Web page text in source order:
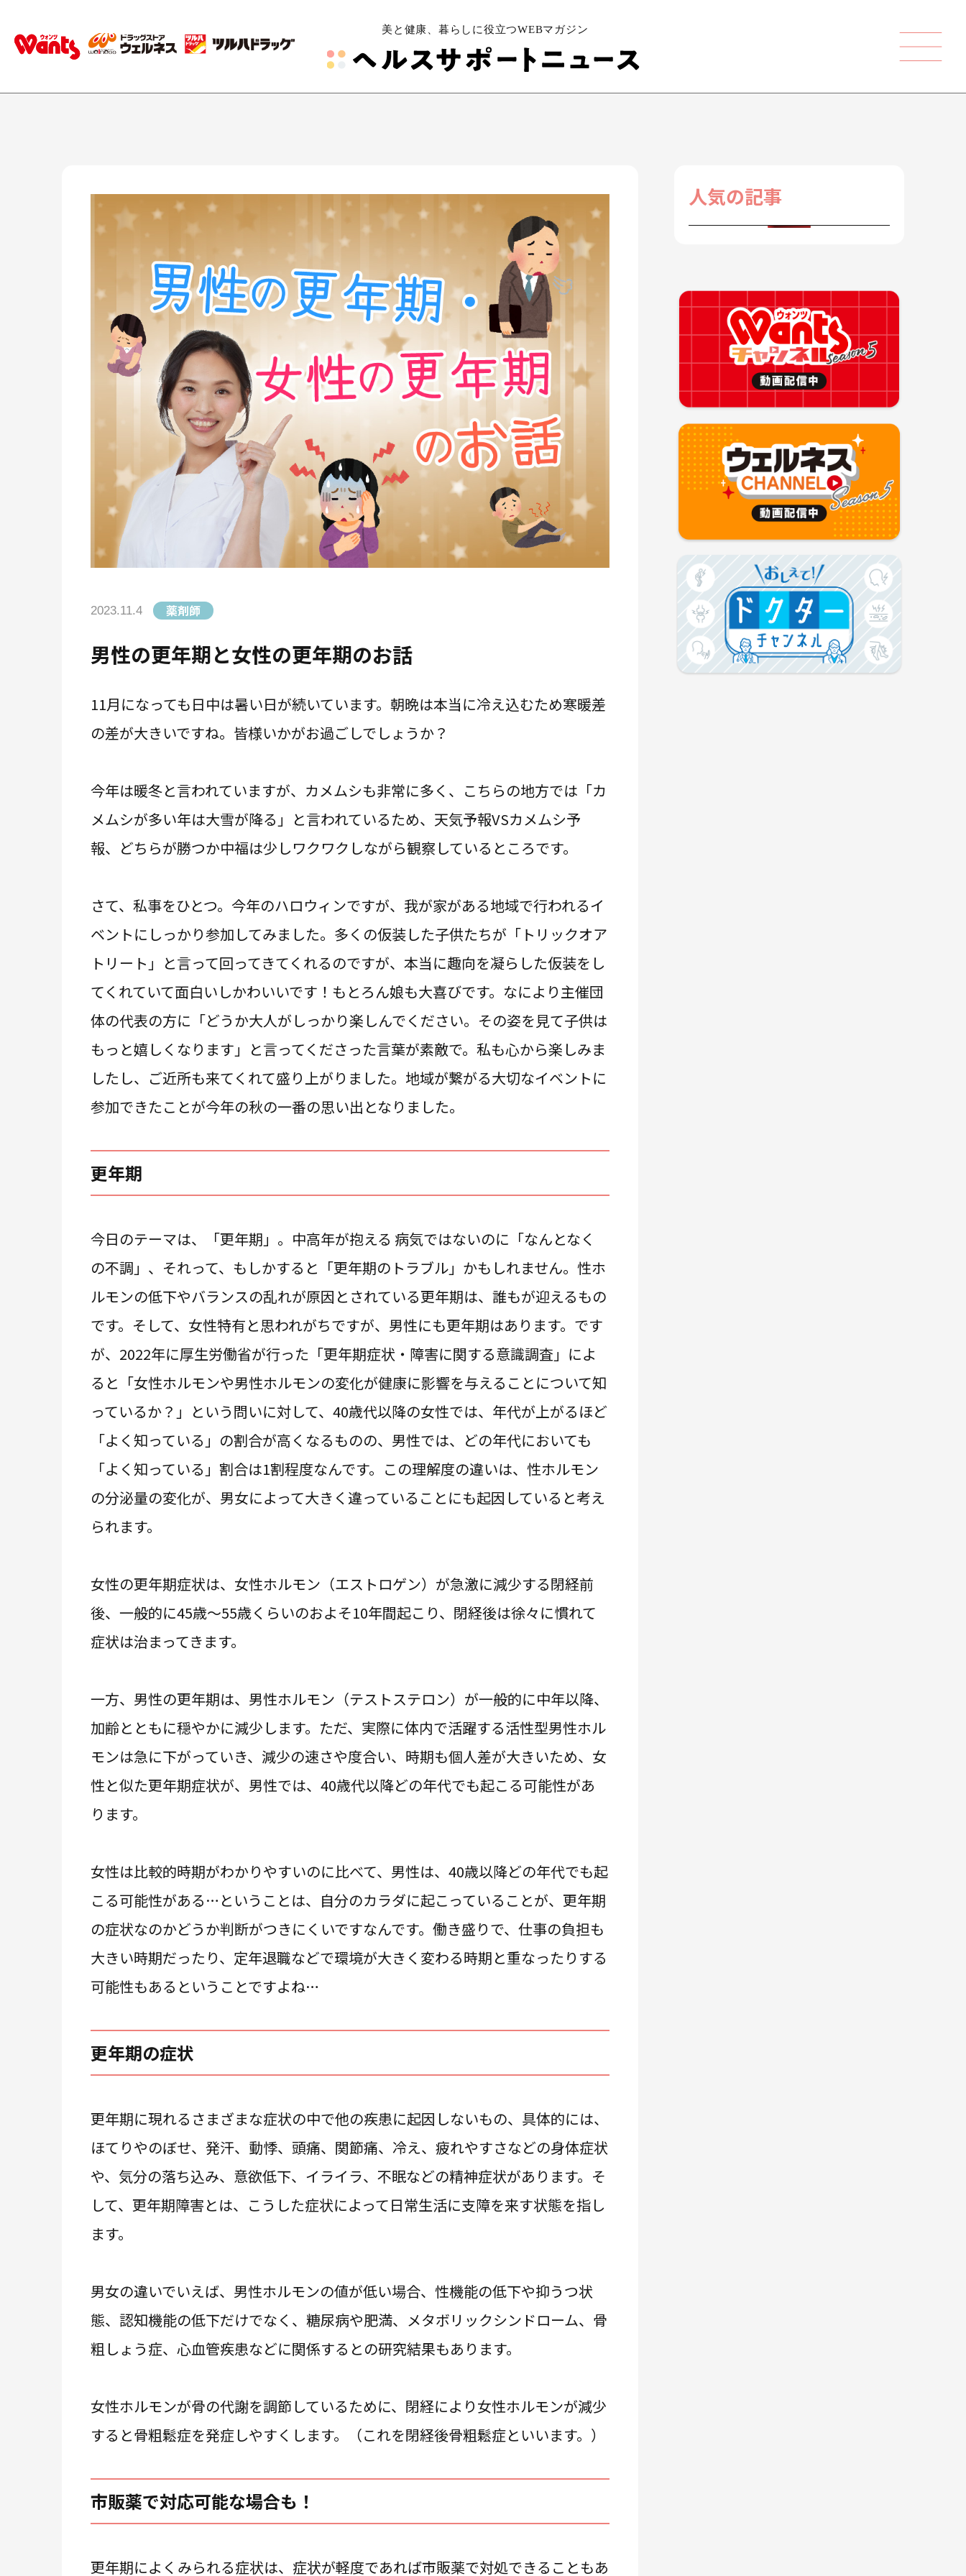
2023.11.4 薬剤師
男性の更年期と女性の更年期のお話
11月になっても日中は暑い日が続いています。朝晩は本当に冷え込むため寒暖差
の差が大きいですね。皆様いかがお過ごしでしょうか？
今年は暖冬と言われていますが、カメムシも非常に多く、こちらの地方では「カ
メムシが多い年は大雪が降る」と言われているため、天気予報VSカメムシ予
報、どちらが勝つか中福は少しワクワクしながら観察しているところです。
さて、私事をひとつ。今年のハロウィンですが、我が家がある地域で行われるイ
ベントにしっかり参加してみました。多くの仮装した子供たちが「トリックオア
トリート」と言って回ってきてくれるのですが、本当に趣向を凝らした仮装をし
てくれていて面白いしかわいいです！もとろん娘も大喜びです。なにより主催団
体の代表の方に「どうか大人がしっかり楽しんでください。その姿を見て子供は
もっと嬉しくなります」と言ってくださった言葉が素敵で。私も心から楽しみま
したし、ご近所も来てくれて盛り上がりました。地域が繋がる大切なイベントに
参加できたことが今年の秋の一番の思い出となりました。
更年期
今日のテーマは、「更年期」。中高年が抱える 病気ではないのに「なんとなく
の不調」、それって、もしかすると「更年期のトラブル」かもしれません。性ホ
ルモンの低下やバランスの乱れが原因とされている更年期は、誰もが迎えるもの
です。そして、女性特有と思われがちですが、男性にも更年期はあります。です
が、2022年に厚生労働省が行った「更年期症状・障害に関する意識調査」によ
ると「女性ホルモンや男性ホルモンの変化が健康に影響を与えることについて知
っているか？」という問いに対して、40歳代以降の女性では、年代が上がるほど
「よく知っている」の割合が高くなるものの、男性では、どの年代においても
「よく知っている」割合は1割程度なんです。この理解度の違いは、性ホルモン
の分泌量の変化が、男女によって大きく違っていることにも起因していると考え
られます。
女性の更年期症状は、女性ホルモン（エストロゲン）が急激に減少する閉経前
後、一般的に45歳～55歳くらいのおよそ10年間起こり、閉経後は徐々に慣れて
症状は治まってきます。
一方、男性の更年期は、男性ホルモン（テストステロン）が一般的に中年以降、
加齢とともに穏やかに減少します。ただ、実際に体内で活躍する活性型男性ホル
モンは急に下がっていき、減少の速さや度合い、時期も個人差が大きいため、女
性と似た更年期症状が、男性では、40歳代以降どの年代でも起こる可能性があ
ります。
女性は比較的時期がわかりやすいのに比べて、男性は、40歳以降どの年代でも起
こる可能性がある…ということは、自分のカラダに起こっていることが、更年期
の症状なのかどうか判断がつきにくいですなんです。働き盛りで、仕事の負担も
大きい時期だったり、定年退職などで環境が大きく変わる時期と重なったりする
可能性もあるということですよね…
更年期の症状
更年期に現れるさまざまな症状の中で他の疾患に起因しないもの、具体的には、
ほてりやのぼせ、発汗、動悸、頭痛、関節痛、冷え、疲れやすさなどの身体症状
や、気分の落ち込み、意欲低下、イライラ、不眠などの精神症状があります。そ
して、更年期障害とは、こうした症状によって日常生活に支障を来す状態を指し
ます。
男女の違いでいえば、男性ホルモンの値が低い場合、性機能の低下や抑うつ状
態、認知機能の低下だけでなく、糖尿病や肥満、メタボリックシンドローム、骨
粗しょう症、心血管疾患などに関係するとの研究結果もあります。
女性ホルモンが骨の代謝を調節しているために、閉経により女性ホルモンが減少
すると骨粗鬆症を発症しやすくします。（これを閉経後骨粗鬆症といいます。）
市販薬で対応可能な場合も！
更年期によくみられる症状は、症状が軽度であれば市販薬で対処できることもあ
人気の記事